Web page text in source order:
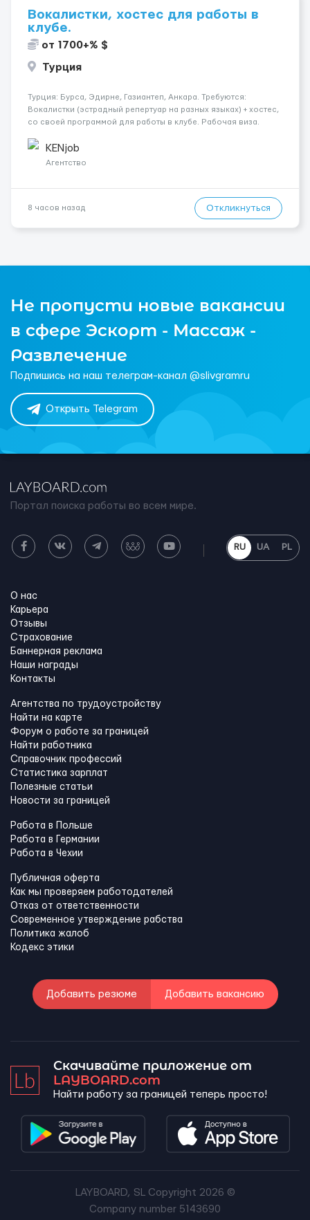
Вокалистки, хостес для работы в
клубе.
от 1700+% $
Турция
Турция: Бурса, Эдирне, Газиантеп, Анкара. Требуются:
Вокалистки (эстрадный репертуар на разных языках) + хостеc,
со своей программой для работы в клубе. Рабочая виза.
одного до трех месяцев. Мед. страховка. Высокая зарплат...
KENjob
Агентство
8 часов назад Откликнуться
Не пропусти новые вакансии
в сфере Эскорт - Массаж -
Развлечение
Подпишись на наш телеграм-канал @slivgramru
Открыть Telegram
Портал поиска работы во всем мире.
RU UA PL
О нас
Карьера
Отзывы
Страхование
Баннерная реклама
Наши награды
Контакты
Агентства по трудоустройству
Найти на карте
Форум о работе за границей
Найти работника
Справочник профессий
Статистика зарплат
Полезные статьи
Новости за границей
Работа в Польше
Работа в Германии
Работа в Чехии
Публичная оферта
Как мы проверяем работодателей
Отказ от ответственности
Современное утверждение рабства
Политика жалоб
Кодекс этики
Добавить резюме Добавить вакансию
Скачивайте приложение от
LAYBOARD.com
Найти работу за границей теперь просто!
LAYBOARD, SL Copyright 2026 ©
Company number 5143690